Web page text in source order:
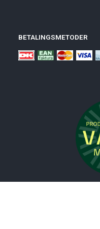
BETALINGSMETODER